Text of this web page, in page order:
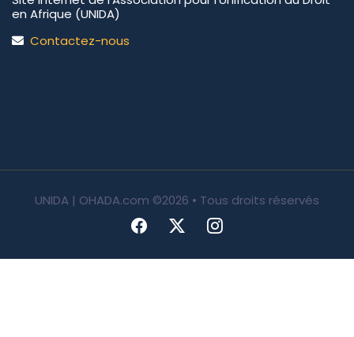
en Afrique (UNIDA)
Contactez-nous
UNIDA | OHADA.com ©2026 • Tous droits réservés